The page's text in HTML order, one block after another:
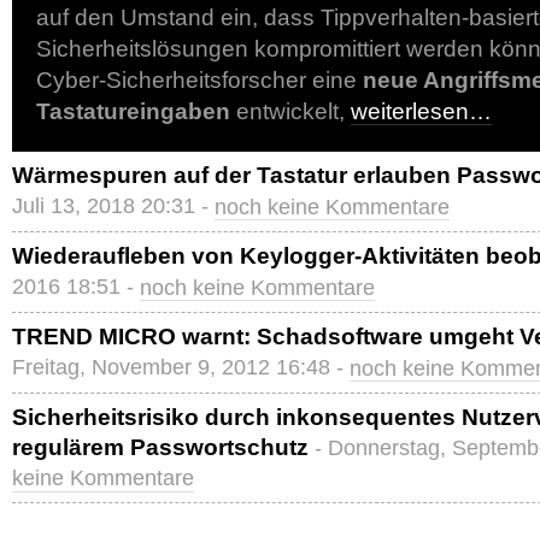
auf den Umstand ein, dass Tippverhalten-
Sicherheitslösungen kompromittiert werden
Cyber-Sicherheitsforscher eine neue
Tastatureingaben entwickelt, weiterlesen…
Wärmespuren auf der Tastatur erlauben
Juli 13, 2018 20:31 - noch keine Kommentare
Wiederaufleben von Keylogger-Aktivitäten
2016 18:51 - noch keine Kommentare
TREND MICRO warnt: Schadsoftware umgeht
Freitag, November 9, 2012 16:48 - noch keine
Sicherheitsrisiko durch inkonsequentes
regulärem Passwortschutz - Donnerstag,
keine Kommentare